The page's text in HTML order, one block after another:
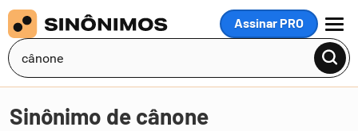
Assinar PRO
MENU
Sinônimo de cânone